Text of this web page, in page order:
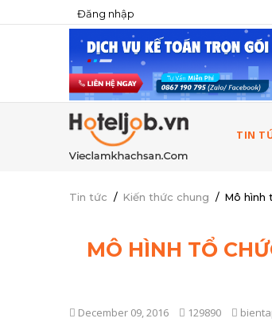
USER
ACCOUNT
MENU
Đăng nhập
TIN
Tin tức / Kiến thức chung / Mô hình
MÔ HÌNH TỔ
December 09, 2016 129890